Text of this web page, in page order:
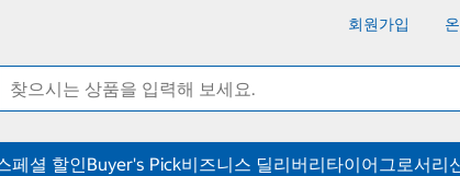
회원가입
페셜 할인Buyer's Pick비즈니스 딜리버리타이어그로서리